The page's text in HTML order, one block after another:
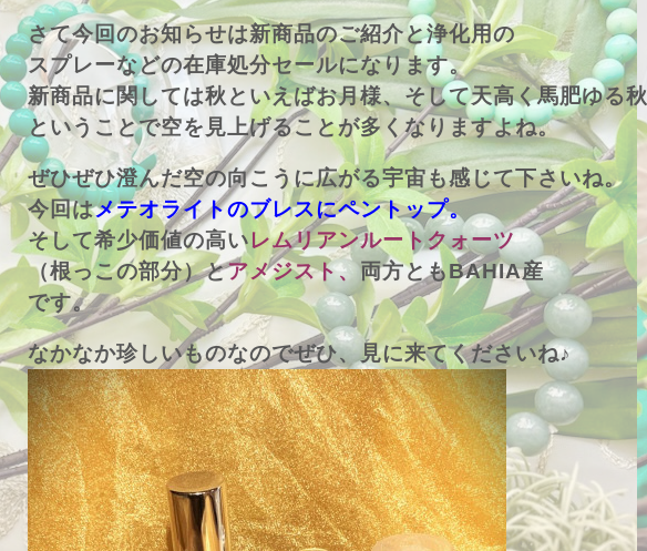
さて今回のお知らせは新商品のご紹介と浄化用の
スプレーなどの在庫処分セールになります。
新商品に関しては秋といえばお月様、そして天高く馬肥ゆる秋
ということで空を見上げることが多くなりますよね。
ぜひぜひ澄んだ空の向こうに広がる宇宙も感じて下さいね。
今回はメテオライトのブレスにペントップ。
そして希少価値の高いレムリアンルートクォーツ
（根っこの部分）とアメジスト、 両方ともBAHIA産
です。
なかなか珍しいものなのでぜひ、見に来てくださいね♪